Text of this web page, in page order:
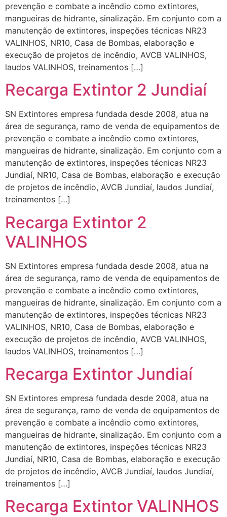
prevenção e combate a incêndio como extintores,
mangueiras de hidrante, sinalização. Em conjunto com a
manutenção de extintores, inspeções técnicas NR23
VALINHOS, NR10, Casa de Bombas, elaboração e
execução de projetos de incêndio, AVCB VALINHOS,
laudos VALINHOS, treinamentos […]
Recarga Extintor 2 Jundiaí
SN Extintores empresa fundada desde 2008, atua na
área de segurança, ramo de venda de equipamentos de
prevenção e combate a incêndio como extintores,
mangueiras de hidrante, sinalização. Em conjunto com a
manutenção de extintores, inspeções técnicas NR23
Jundiaí, NR10, Casa de Bombas, elaboração e execução
de projetos de incêndio, AVCB Jundiaí, laudos Jundiaí,
treinamentos […]
Recarga Extintor 2
VALINHOS
SN Extintores empresa fundada desde 2008, atua na
área de segurança, ramo de venda de equipamentos de
prevenção e combate a incêndio como extintores,
mangueiras de hidrante, sinalização. Em conjunto com a
manutenção de extintores, inspeções técnicas NR23
VALINHOS, NR10, Casa de Bombas, elaboração e
execução de projetos de incêndio, AVCB VALINHOS,
laudos VALINHOS, treinamentos […]
Recarga Extintor Jundiaí
SN Extintores empresa fundada desde 2008, atua na
área de segurança, ramo de venda de equipamentos de
prevenção e combate a incêndio como extintores,
mangueiras de hidrante, sinalização. Em conjunto com a
manutenção de extintores, inspeções técnicas NR23
Jundiaí, NR10, Casa de Bombas, elaboração e execução
de projetos de incêndio, AVCB Jundiaí, laudos Jundiaí,
treinamentos […]
Recarga Extintor VALINHOS